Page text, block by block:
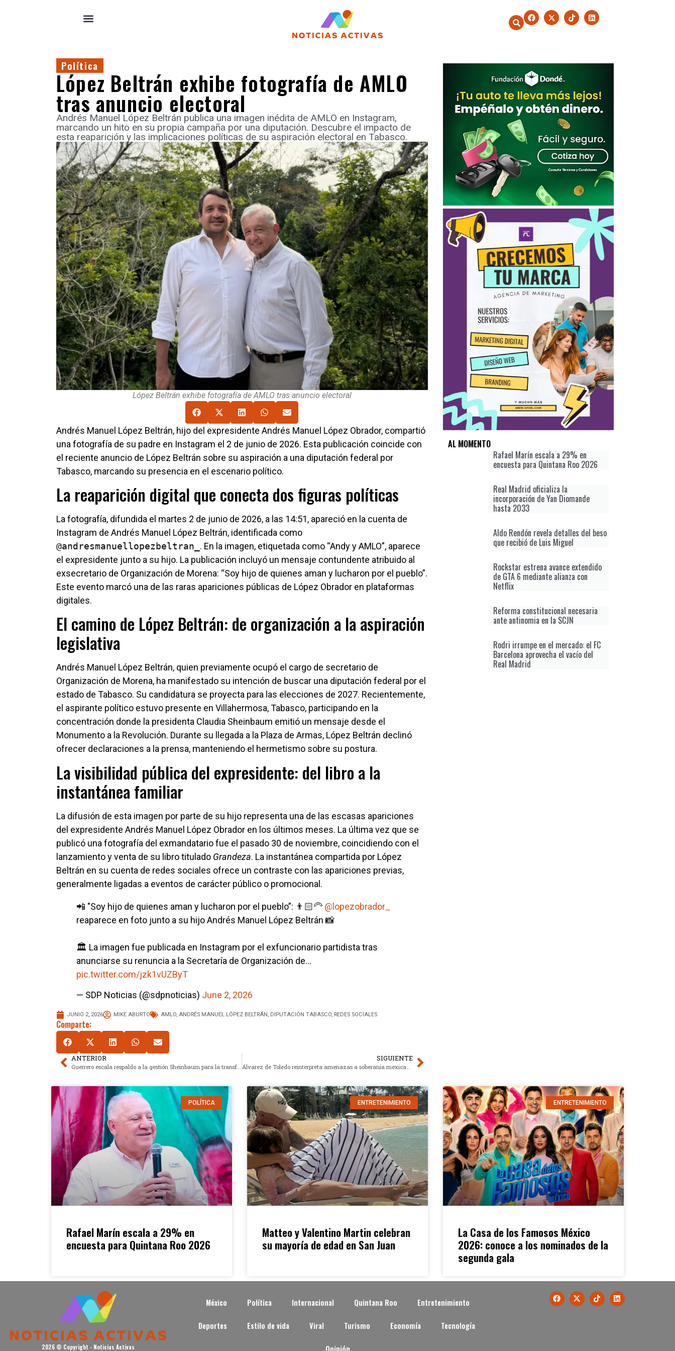
Política
López Beltrán exhibe fotografía de AMLO
tras anuncio electoral
Andrés Manuel López Beltrán publica una imagen inédita de AMLO en Instagram,
marcando un hito en su propia campaña por una diputación. Descubre el impacto de
esta reaparición y las implicaciones políticas de su aspiración electoral en Tabasco.
López Beltrán exhibe fotografía de AMLO tras anuncio electoral
Andrés Manuel López Beltrán, hijo del expresidente Andrés Manuel López Obrador, compartió
una fotografía de su padre en Instagram el 2 de junio de 2026. Esta publicación coincide con
el reciente anuncio de López Beltrán sobre su aspiración a una diputación federal por
Tabasco, marcando su presencia en el escenario político.
La reaparición digital que conecta dos figuras políticas
La fotografía, difundida el martes 2 de junio de 2026, a las 14:51, apareció en la cuenta de
Instagram de Andrés Manuel López Beltrán, identificada como
@andresmanuellopezbeltran_ . En la imagen, etiquetada como “Andy y AMLO”, aparece
el expresidente junto a su hijo. La publicación incluyó un mensaje contundente atribuido al
exsecretario de Organización de Morena: “Soy hijo de quienes aman y lucharon por el pueblo”.
Este evento marcó una de las raras apariciones públicas de López Obrador en plataformas
digitales.
El camino de López Beltrán: de organización a la aspiración
legislativa
Andrés Manuel López Beltrán, quien previamente ocupó el cargo de secretario de
Organización de Morena, ha manifestado su intención de buscar una diputación federal por el
estado de Tabasco. Su candidatura se proyecta para las elecciones de 2027. Recientemente,
el aspirante político estuvo presente en Villahermosa, Tabasco, participando en la
concentración donde la presidenta Claudia Sheinbaum emitió un mensaje desde el
Monumento a la Revolución. Durante su llegada a la Plaza de Armas, López Beltrán declinó
ofrecer declaraciones a la prensa, manteniendo el hermetismo sobre su postura.
La visibilidad pública del expresidente: del libro a la
instantánea familiar
La difusión de esta imagen por parte de su hijo representa una de las escasas apariciones
del expresidente Andrés Manuel López Obrador en los últimos meses. La última vez que se
publicó una fotografía del exmandatario fue el pasado 30 de noviembre, coincidiendo con el
lanzamiento y venta de su libro titulado Grandeza. La instantánea compartida por López
Beltrán en su cuenta de redes sociales ofrece un contraste con las apariciones previas,
generalmente ligadas a eventos de carácter público o promocional.
📲 "Soy hijo de quienes aman y lucharon por el pueblo”: 👨🏻‍🦳 @lopezobrador_
reaparece en foto junto a su hijo Andrés Manuel López Beltrán 📸
🏛️ La imagen fue publicada en Instagram por el exfuncionario partidista tras
anunciarse su renuncia a la Secretaría de Organización de…
pic.twitter.com/jzk1vUZByT
— SDP Noticias (@sdpnoticias) June 2, 2026
JUNIO 2, 2026 MIKE ABURTO AMLO, ANDRÉS MANUEL LÓPEZ BELTRÁN , DIPUTACIÓN TABASCO, REDES SOCIALES
Comparte:
ANTERIOR
Guerrero escala respaldo a la gestión Sheinbaum para la transformación
SIGUIENTE
Álvarez de Toledo reinterpreta amenazas a soberanía mexicana
AL MOMENTO
Rafael Marín escala a 29% en
encuesta para Quintana Roo 2026
Real Madrid oficializa la
incorporación de Yan Diomande
hasta 2033
Aldo Rendón revela detalles del beso
que recibió de Luis Miguel
Rockstar estrena avance extendido
de GTA 6 mediante alianza con
Netflix
Reforma constitucional necesaria
ante antinomia en la SCJN
Rodri irrumpe en el mercado: el FC
Barcelona aprovecha el vacío del
Real Madrid
POLÍTICA
Rafael Marín escala a 29% en
encuesta para Quintana Roo 2026
ENTRETENIMIENTO
Matteo y Valentino Martin celebran
su mayoría de edad en San Juan
ENTRETENIMIENTO
La Casa de los Famosos México
2026: conoce a los nominados de la
segunda gala
2026 © Copyright - Noticias Activas
México Política Internacional Quintana Roo Entretenimiento
Deportes Estilo de vida Viral Turismo Economía Tecnología
Opinión